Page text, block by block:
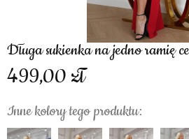
Długa sukienka na jedno ramię
499,00
Inne kolory tego produktu: